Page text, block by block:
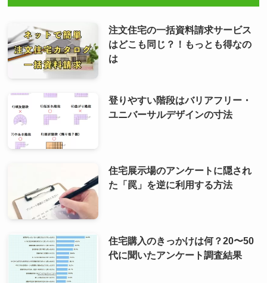
注文住宅の一括資料請求サービス
はどこも同じ？！もっとも得なの
は
登りやすい階段はバリアフリー・
ユニバーサルデザインの寸法
住宅展示場のアンケートに隠され
た「罠」を逆に利用する方法
住宅購入のきっかけは何？20〜50
代に聞いたアンケート調査結果